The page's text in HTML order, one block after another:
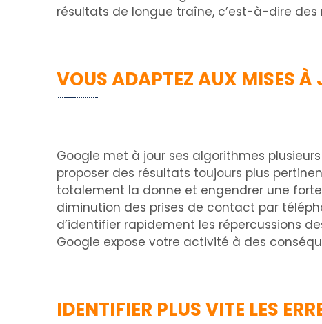
résultats de longue traîne, c’est-à-dire
VOUS ADAPTEZ AUX MISES À
Google met à jour ses algorithmes
proposer des résultats toujours plus
totalement la donne et engendrer une
diminution des prises de contact par
d’identifier rapidement les répercussions
Google expose votre activité à des
IDENTIFIER PLUS VITE LES